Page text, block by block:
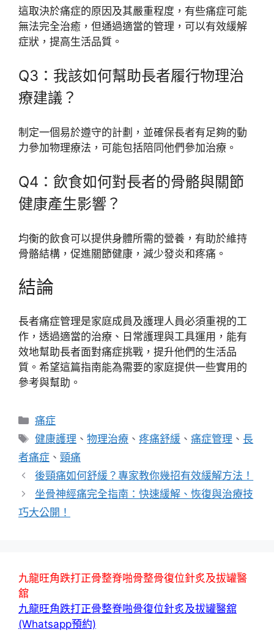
這取決於痛症的原因及其嚴重程度，有些痛症可能
無法完全治癒，但通過適當的管理，可以有效緩解
症狀，提高生活品質。
Q3：我該如何幫助長者履行物理治
療建議？
制定一個易於遵守的計劃，並確保長者有足夠的動
力參加物理療法，可能包括陪同他們參加治療。
Q4：飲食如何對長者的骨骼與關節
健康產生影響？
均衡的飲食可以提供身體所需的營養，有助於維持
骨骼結構，促進關節健康，減少發炎和疼痛。
結論
長者痛症管理是家庭成員及護理人員必須重視的工
作，透過適當的治療、日常護理與工具運用，能有
效地幫助長者面對痛症挑戰，提升他們的生活品
質。希望這篇指南能為需要的家庭提供一些實用的
參考與幫助。
分
類
痛症
標
籤
健康護理 、物理治療 、疼痛舒緩 、痛症管理 、長
者痛症 、 頸痛
後頸痛如何舒緩？專家教你幾招有效緩解方法！
坐骨神經痛完全指南：快速緩解、恢復與治療技
巧大公開！
九龍旺角跌打正骨整脊啪骨整骨復位針炙及拔罐醫
舘
九龍旺角跌打正骨整脊啪骨復位針炙及拔罐醫舘
(Whatsapp預約)